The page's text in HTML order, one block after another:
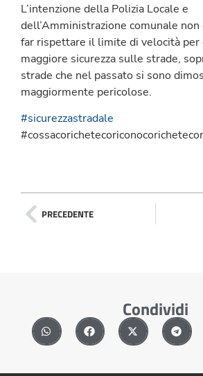
L’intenzione della Polizia Locale e
dell’Amministrazione comunale non
far rispettare il limite di velocità per
maggiore sicurezza sulle strade,
strade che nel passato si sono
maggiormente pericolose.
#sicurezzastradale
PRECEDENTE
Condividi